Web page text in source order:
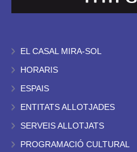
EL CASAL MIRA-SOL
HORARIS
ESPAIS
ENTITATS ALLOTJADES
SERVEIS ALLOTJATS
PROGRAMACIÓ CULTURAL